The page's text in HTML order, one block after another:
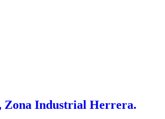
Zona Industrial Herrera.